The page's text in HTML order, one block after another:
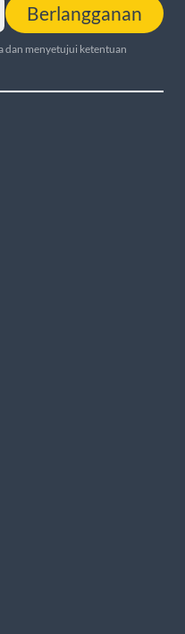
Berlangganan
dan menyetujui ketentuan